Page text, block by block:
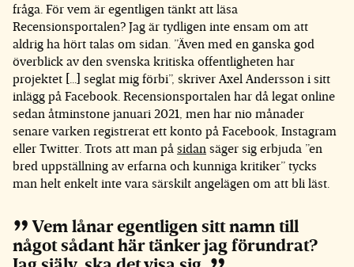
fråga. För vem är egentligen tänkt att läsa
Recensionsportalen? Jag är tydligen inte ensam om att
aldrig ha hört talas om sidan. ”Även med en ganska god
överblick av den svenska kritiska offentligheten har
projektet […] seglat mig förbi”, skriver Axel Andersson i sitt
inlägg på Facebook. Recensionsportalen har då legat online
sedan åtminstone januari 2021, men har nio månader
senare varken registrerat ett konto på Facebook, Instagram
eller Twitter. Trots att man på sidan säger sig erbjuda ”en
bred uppställning av erfarna och kunniga kritiker” tycks
man helt enkelt inte vara särskilt angelägen om att bli läst.
Vem lånar egentligen sitt namn till
något sådant här tänker jag förundrat?